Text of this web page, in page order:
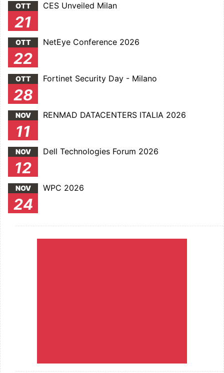
OTT
21
CES Unveiled Milan
OTT
22
NetEye Conference 2026
OTT
28
Fortinet Security Day - Milano
NOV
11
RENMAD DATACENTERS ITALIA 2026
NOV
12
Dell Technologies Forum 2026
NOV
24
WPC 2026